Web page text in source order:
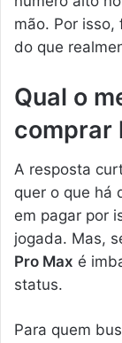
mão. Por isso,
do que
Qual o
comprar
A resposta
quer o que há
em pagar por
jogada. Mas,
Pro Max é
status.
Para quem